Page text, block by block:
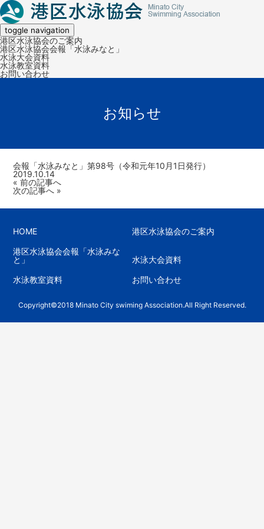
toggle navigation
港区水泳協会のご案内
港区水泳協会会報「水泳みなと」
水泳大会資料
水泳教室資料
お問い合わせ
お知らせ
会報「水泳みなと」第98号（令和元年10月1日発行）
2019.10.14
投
稿
ナ
ビ
シ
ン
« 前の記事へ
次の記事へ »
HOME
港区水泳協会のご案内
港区水泳協会会報「水泳みな
と」
水泳大会資料
水泳教室資料
お問い合わせ
Copyright©2018 Minato City swiming Association.All Right Reserved.